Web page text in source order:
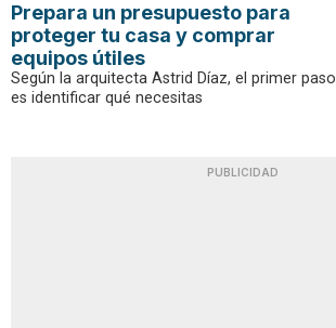
Prepara un presupuesto para
proteger tu casa y comprar
equipos útiles
Según la arquitecta Astrid Díaz, el primer paso
es identificar qué necesitas
PUBLICIDAD